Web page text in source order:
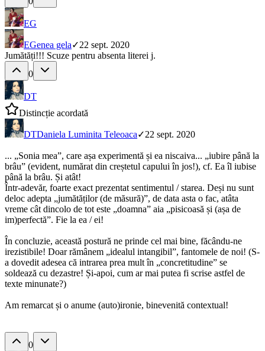
EG
EGenea gela✓22 sept. 2020
Jumătăți!!! Scuze pentru absenta literei j.
0
DT
Distincție acordată
DTDaniela Luminita Teleoaca✓22 sept. 2020
... „Sonia mea”, care așa experimentă și ea niscaiva... „iubire până la
brâu” (evident, numărat din creștetul capului în jos!), cf. Ea îl iubise
până la brâu. Și atât!
Într-adevăr, foarte exact prezentat sentimentul / starea. Deși nu sunt
deloc adepta „jumătăților (de măsură)”, de data asta o fac, atâta
vreme cât dincolo de tot este „doamna” aia „pisicoasă și (așa de
im)perfectă”. Fie la ea / ei!
În concluzie, această postură ne prinde cel mai bine, făcându-ne
irezistibile! Doar rămânem „idealul intangibil”, fantomele de noi! (S-
a dovedit adesea că intrarea prea mult în „concretitudine” se
soldează cu dezastre! Și-apoi, cum ar mai putea fi scrise astfel de
texte minunate?)
Am remarcat și o anume (auto)ironie, binevenită contextual!
0